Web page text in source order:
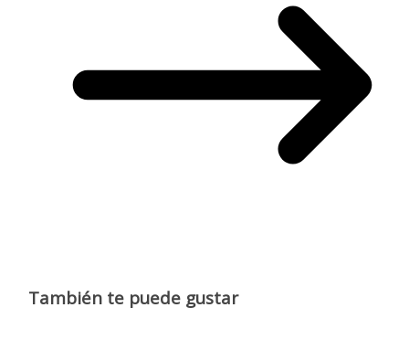
También te puede gustar